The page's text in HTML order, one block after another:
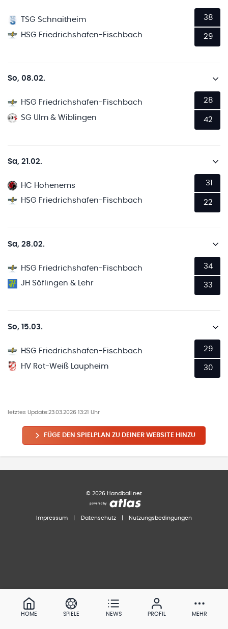
TSG Schnaitheim
HSG Friedrichshafen-Fischbach
38
29
So, 08.02.
HSG Friedrichshafen-Fischbach
SG Ulm & Wiblingen
28
42
Sa, 21.02.
HC Hohenems
HSG Friedrichshafen-Fischbach
31
22
Sa, 28.02.
HSG Friedrichshafen-Fischbach
JH Söflingen & Lehr
34
33
So, 15.03.
HSG Friedrichshafen-Fischbach
HV Rot-Weiß Laupheim
29
30
letztes Update:23.03.2026 13:21 Uhr
FÜGE DEN SPIELPLAN ZU DEINER WEBSITE HINZU
© 2026 Handball.net
Impressum Datenschutz Nutzungsbedingungen
HOME SPIELE NEWS PROFIL MEHR